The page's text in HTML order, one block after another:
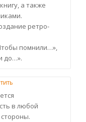
а также
ретро-
помнили…»,
до…».
в любой